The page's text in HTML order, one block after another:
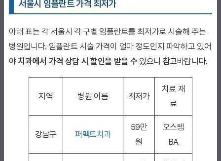
서울시 임플란트 가격 최저가
아래 표는 각 서울시 각 구별 임플란트를 최저가로 시술해 주는
병원입니다. 임플란트 시술 가격이 얼마 정도인지 파악하고 있어
야치과에서 가격 상담 시 할인을 받을 수 있으니 참고바랍니다.
지역 병원 이름 최저가
치료 재
료
강남구 퍼펙트치과
59만
원
오스템
BA